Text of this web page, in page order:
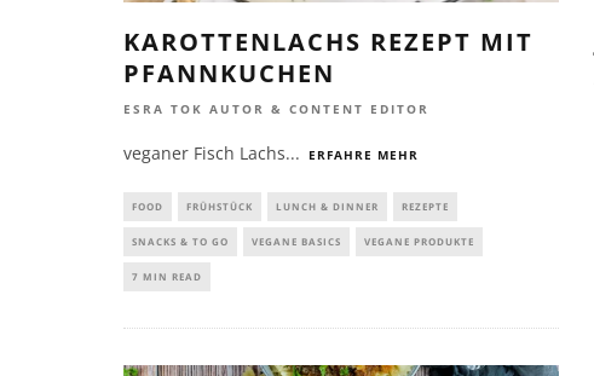
KAROTTENLACHS REZEPT MIT
PFANNKUCHEN
ESRA TOK AUTOR & CONTENT EDITOR
veganer Fisch Lachs... ERFAHRE MEHR
FOOD FRÜHSTÜCK LUNCH & DINNER REZEPTE
SNACKS & TO GO VEGANE BASICS VEGANE PRODUKTE
7 MIN READ